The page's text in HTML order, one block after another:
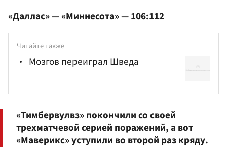
«Даллас» — «Миннесота» — 106:112
Читайте также
Мозгов переиграл Шведа
«Тимбервулвз» покончили со своей
трехматчевой серией поражений, а вот
«Маверикс» уступили во второй раз кряду.